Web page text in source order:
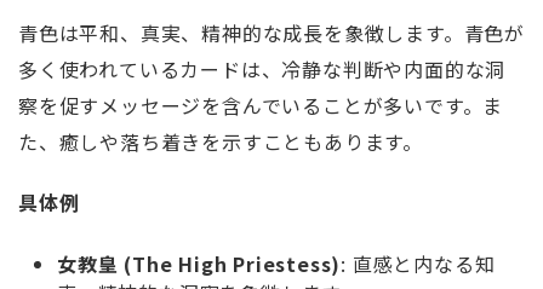
青色は平和、真実、精神的な成長を象徴します。青色が
多く使われているカードは、冷静な判断や内面的な洞
察を促すメッセージを含んでいることが多いです。ま
た、癒しや落ち着きを示すこともあります。
具体例
女教皇 (The High Priestess): 直感と内なる知